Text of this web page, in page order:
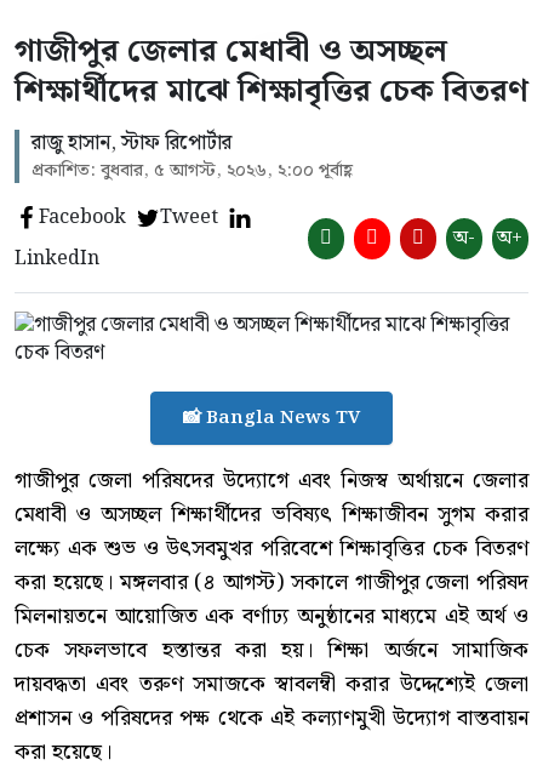
গাজীপুর জেলার মেধাবী ও অসচ্ছল
শিক্ষার্থীদের মাঝে শিক্ষাবৃত্তির চেক বিতরণ
রাজু হাসান, স্টাফ রিপোর্টার
প্রকাশিত: বুধবার, ৫ আগস্ট, ২০২৬, ২:০০ পূর্বাহ্ণ
Facebook
Tweet
LinkedIn
অ- অ+
📸 Bangla News TV
গাজীপুর জেলা পরিষদের উদ্যোগে এবং নিজস্ব অর্থায়নে জেলার
মেধাবী ও অসচ্ছল শিক্ষার্থীদের ভবিষ্যৎ শিক্ষাজীবন সুগম করার
লক্ষ্যে এক শুভ ও উৎসবমুখর পরিবেশে শিক্ষাবৃত্তির চেক বিতরণ
করা হয়েছে। মঙ্গলবার (৪ আগস্ট) সকালে গাজীপুর জেলা পরিষদ
মিলনায়তনে আয়োজিত এক বর্ণাঢ্য অনুষ্ঠানের মাধ্যমে এই অর্থ ও
চেক সফলভাবে হস্তান্তর করা হয়। শিক্ষা অর্জনে সামাজিক
দায়বদ্ধতা এবং তরুণ সমাজকে স্বাবলম্বী করার উদ্দেশ্যেই জেলা
প্রশাসন ও পরিষদের পক্ষ থেকে এই কল্যাণমুখী উদ্যোগ বাস্তবায়ন
করা হয়েছে।